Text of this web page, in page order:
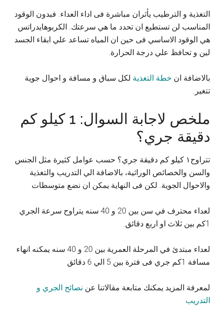
التغذية و الترطيب يأثران مباشرة فى اداء العداء. فبدون الوقود
المناسب لن تستطيع ان تحدد ما هي سرعتك. الكربوهايدراتس
هي الوقود الاساسي فى حين ان المياه تساعد علي ابقاء الجسد
لين و تحافظ علي درجة الحرارة.
بالاضافة ان خطة التغذية لكل سباق و مسافة و احوال جوية
تتغير.
ملخص لاجابة السوال: 1 كيلو كم
دقيقة جري؟
تتراوح١ كيلو كم دقيقة جري؟ حسب عوامل كثيرة مثل الجنس
والسن والخصائص الوراثية، بالاضافة الي التدريب والتغذية
والاحوال الجوية. لكن فى النهاية يمكن ان نضع متوسطات
لعداء محترف في سن بين 20 و 40 سنه يتراوح سرعة الجري
1كم بين ثلاث او اربع دقائق.
لعداء مبتدئ في المرحلة العمرية بين 20 و 40 سنه يمكنه انهاء
مسافة 1كم جري فى فترة بين 5 الي 6 دقائق
لمعرفة المزيد يمكنك متابعة مقالاتنا عن نصائح الجري و
التدريب